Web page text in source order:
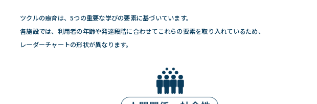
ツクルの療育は、5つの重要な学びの要素に基づいています。
各施設では、利用者の年齢や発達段階に合わせてこれらの要素を取り入れているため、
レーダーチャートの形状が異なります。